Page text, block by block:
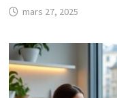
mars 27, 2025